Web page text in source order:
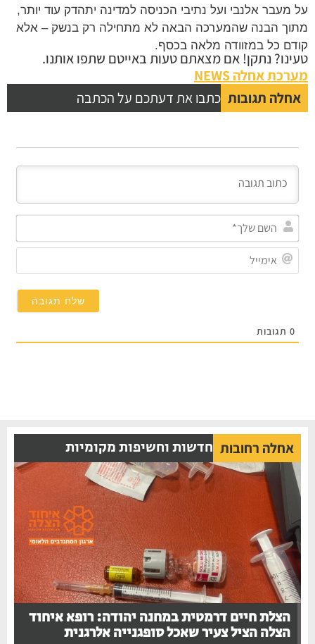
על מעבר אלנבי ועל נתיבי הכניסה למדינה יתהדק עוד יותר,
מתוך הבנה שהמערכה הבאה לא מתחילה רק בנשק – אלא
קודם כל במזוודה מלאה בכסף.
טעינו? נתקן! אם מצאתם טעות באייטם שתפו אותנו.
מערכת אחלה NEWS
אחלה תגובות כתבו את דעתכם על הכתבה
0תגובות
אחלה רחובות חדשות וחשיפות מקומיות
הצלת חיים דרמטית במחנה יהודה: רופא איחוד
הצלה הציל צעיר שאכל סופגנייה אלרגנית